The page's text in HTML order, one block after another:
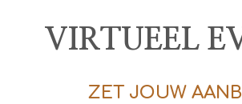
VIRTUEEL
ZET JOUW